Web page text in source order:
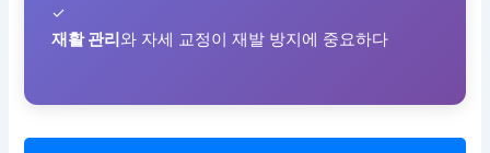
✓
재활 관리와 자세 교정이 재발 방지에 중요하다